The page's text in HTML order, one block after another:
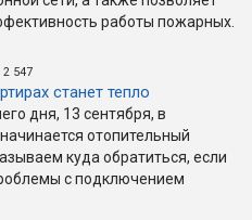
работы пожарных.
2 547
станет тепло
дня, 13 сентября, в
отопительный
куда обратиться, если
с подключением